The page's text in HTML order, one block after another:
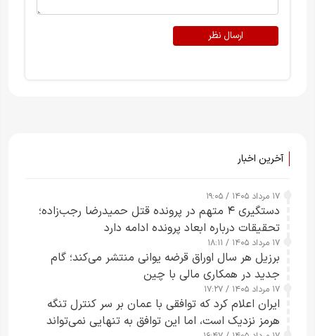
ارسال نظر
آخرین اخبار
۱۷ مرداد ۱۴۰۵ / ۱۹:۰۵
دستگیری ۴ متهم در پرونده قتل حمیدرضا رجب‌زاده؛
تحقیقات درباره ابعاد پرونده ادامه دارد
۱۷ مرداد ۱۴۰۵ / ۱۸:۱۱
برزیل هر سال اوراق قرضه یوانی منتشر می‌کند؛ گام
جدید در همکاری مالی با چین
۱۷ مرداد ۱۴۰۵ / ۱۷:۲۷
ایران اعلام کرد که توافقی با عمان بر سر کنترل تنگه
هرمز نزدیک است، اما این توافق به تنهایی نمی‌تواند